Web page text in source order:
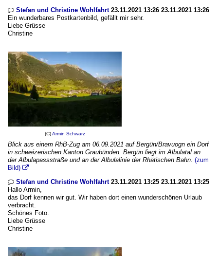
 Stefan und Christine Wohlfahrt23.11.2021 13:26 23.11.2021 13:26
Ein wunderbares Postkartenbild, gefällt mir sehr.
Liebe Grüsse
Christine
(C)Armin Schwarz
Blick aus einem RhB-Zug am 06.09.2021 auf Bergün/Bravuogn ein Dorf
in schweizerischen Kanton Graubünden. Bergün liegt im Albulatal an
der Albulapassstraße und an der Albulalinie der Rhätischen Bahn. (zum
Bild) 
 Stefan und Christine Wohlfahrt23.11.2021 13:25 23.11.2021 13:25
Hallo Armin,
das Dorf kennen wir gut. Wir haben dort einen wunderschönen Urlaub
verbracht.
Schönes Foto.
Liebe Grüsse
Christine